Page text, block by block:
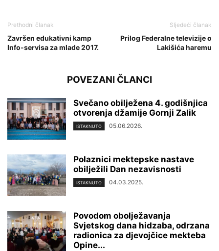
Prethodni članak
Završen edukativni kamp
Info-servisa za mlade 2017.
Sljedeći članak
Prilog Federalne televizije o
Lakišića haremu
POVEZANI ČLANCI
Svečano obilježena 4. godišnjica
otvorenja džamije Gornji Zalik
ISTAKNUTO 05.06.2026.
Polaznici mektepske nastave
obilježili Dan nezavisnosti
ISTAKNUTO 04.03.2025.
Povodom obolježavanja
Svjetskog dana hidzaba, odrzana
radionica za djevojčice mekteba
Opine...